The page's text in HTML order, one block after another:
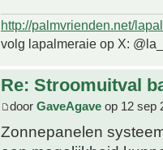
http://palmvrienden.net/
volg lapalmeraie op X:
Re: Stroomuitval
door GaveAgave op 12 sep
Zonnepanelen